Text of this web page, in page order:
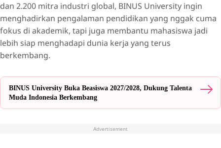
dan 2.200 mitra industri global, BINUS University ingin
menghadirkan pengalaman pendidikan yang nggak cuma
fokus di akademik, tapi juga membantu mahasiswa jadi
lebih siap menghadapi dunia kerja yang terus
berkembang.
BINUS University Buka Beasiswa 2027/2028, Dukung Talenta
Muda Indonesia Berkembang
Advertisement